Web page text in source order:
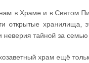
в Храме и в Святом
хранилища,
неверия тайной за
храм ещё